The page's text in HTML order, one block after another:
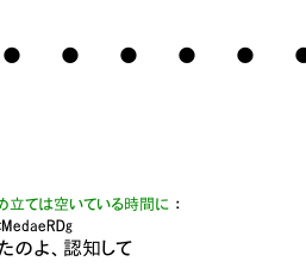
● ● ⊂ニニ
立ては空いている時間に ：
のよ、認知して